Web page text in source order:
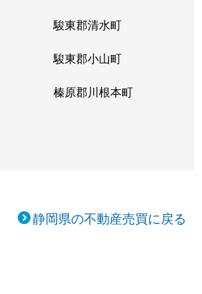
駿東郡清水町
駿東郡小山町
榛原郡川根本町
静岡県の不動産売買に戻る